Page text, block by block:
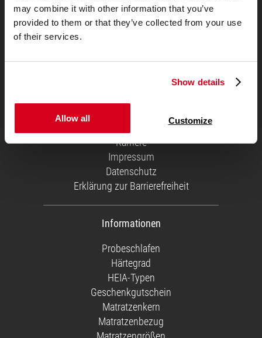
may combine it with other information that you’ve
provided to them or that they’ve collected from your use
of their services.
Show details
Allow all Customize
Allgemeines
Karriere
Impressum
Datenschutz
Erklärung zur Barrierefreiheit
Informationen
Probeschlafen
Härtegrad
HEIA-Typen
Geschenkgutschein
Matratzenkern
Matratzenbezug